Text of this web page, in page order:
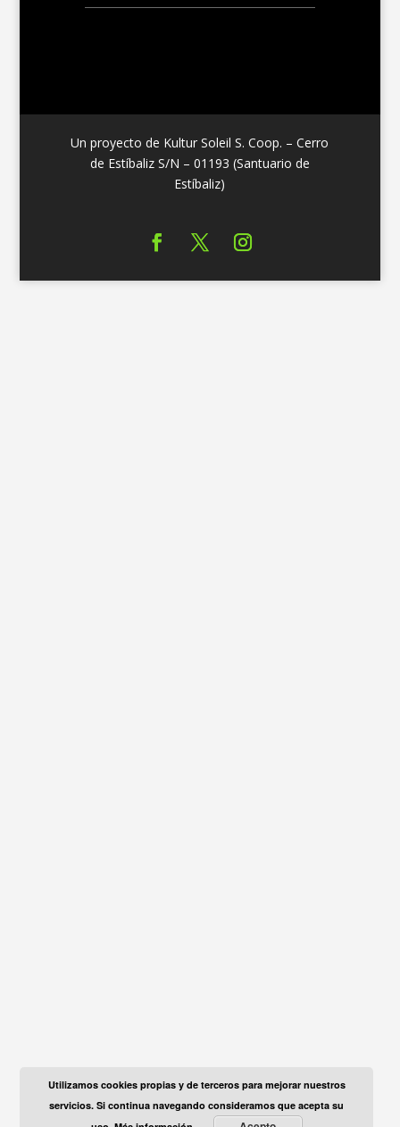
Un proyecto de Kultur Soleil S. Coop. – Cerro
de Estíbaliz S/N – 01193 (Santuario de
Estíbaliz)
Utilizamos cookies propias y de terceros para mejorar nuestros
servicios. Si continua navegando consideramos que acepta su